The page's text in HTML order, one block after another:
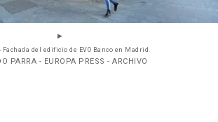
Fachada del edificio de EVO Banco en Madrid.
PARRA - EUROPA PRESS - ARCHIVO